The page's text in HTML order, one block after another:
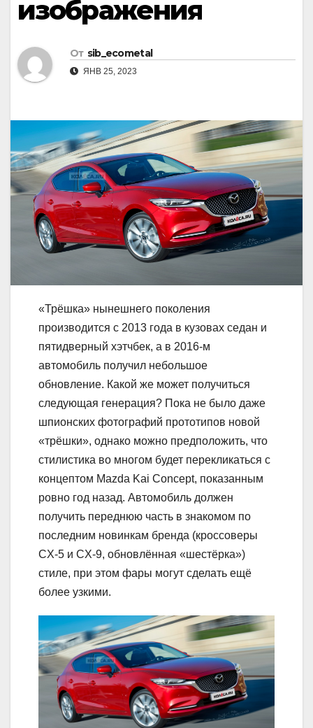
изображения
От sib_ecometal
ЯНВ 25, 2023
«Трёшка» нынешнего поколения
производится с 2013 года в кузовах седан и
пятидверный хэтчбек, а в 2016-м
автомобиль получил небольшое
обновление. Какой же может получиться
следующая генерация? Пока не было даже
шпионских фотографий прототипов новой
«трёшки», однако можно предположить, что
стилистика во многом будет перекликаться с
концептом Mazda Kai Concept, показанным
ровно год назад. Автомобиль должен
получить переднюю часть в знакомом по
последним новинкам бренда (кроссоверы
CX-5 и CX-9, обновлённая «шестёрка»)
стиле, при этом фары могут сделать ещё
более узкими.